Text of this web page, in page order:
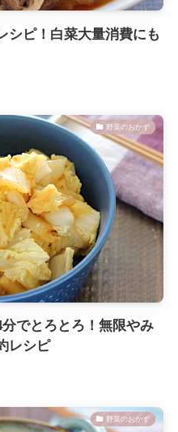
シピ！白菜大量消費にも
野菜のおかず
分でとろとろ！無限やみ
レシピ
野菜のおかず